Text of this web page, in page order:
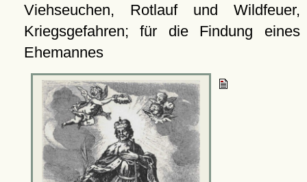
Viehseuchen, Rotlauf und Wildfeuer,
Kriegsgefahren; für die Findung eines
Ehemannes